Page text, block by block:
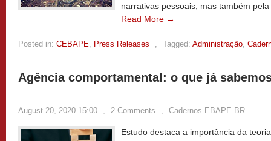
narrativas pessoais, mas também
Read More →
Posted in: CEBAPE, Press Releases , Tagged: Administração,
Agência comportamental: o que já
August 20, 2020 15:00 , 2 Comments , Cadernos EBAPE.BR
Estudo destaca a importância da